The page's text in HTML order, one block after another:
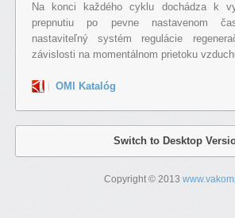
Na konci každého cyklu dochádza k
prepnutiu po pevne nastavenom
nastaviteľný systém regulácie
závislosti na momentálnom prietoku
OMI Katalóg
Switch to Desktop
Copyright © 2013